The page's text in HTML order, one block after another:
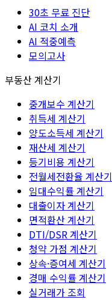
30초 무료 진단
AI 코치 소개
AI 적중예측
모의고사
부동산 계산기
중개보수 계산기
취득세 계산기
양도소득세 계산기
재산세 계산기
등기비용 계산기
전월세전환율 계산기
임대수익률 계산기
대출이자 계산기
면적환산 계산기
DTI/DSR 계산기
청약 가점 계산기
상속·증여세 계산기
경매 수익률 계산기
실거래가 조회